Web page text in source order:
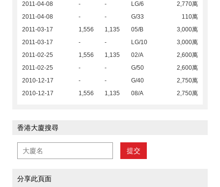
2011-04-08
- - LG/6
2,770萬
2011-04-08
- - G/33
110萬
2011-03-17
1,556 1,135 05/B
3,000萬
2011-03-17
- - LG/10
3,000萬
2011-02-25
1,556 1,135 02/A
2,600萬
2011-02-25
- - G/50
2,600萬
2010-12-17
- - G/40
2,750萬
2010-12-17
1,556 1,135 08/A 2,750萬
香港大廈搜尋
提交
分享此頁面